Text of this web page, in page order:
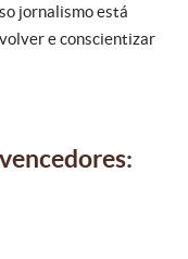
jornalismo está
e conscientizar